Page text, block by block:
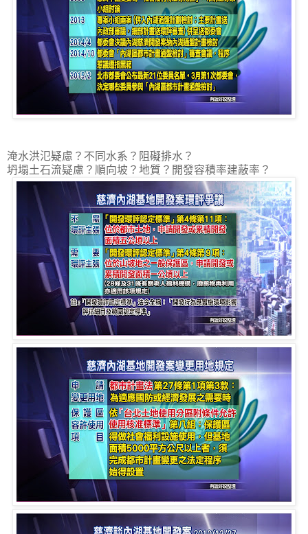
淹水洪氾疑慮？不同水系？阻礙排水？
坍塌土石流疑慮？順向坡？地質？開發容積率建蔽率？